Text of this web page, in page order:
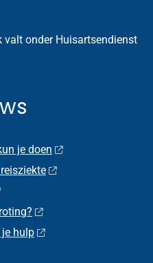
valt onder Huisartsendienst
je doen
hulp